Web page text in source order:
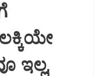
ಇಲ್ಲ,